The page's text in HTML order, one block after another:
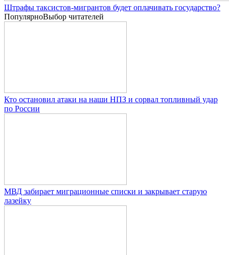
Штрафы таксистов-мигрантов будет оплачивать государство?
ПопулярноВыбор читателей
Кто остановил атаки на наши НПЗ и сорвал топливный удар
по России
МВД забирает миграционные списки и закрывает старую
лазейку